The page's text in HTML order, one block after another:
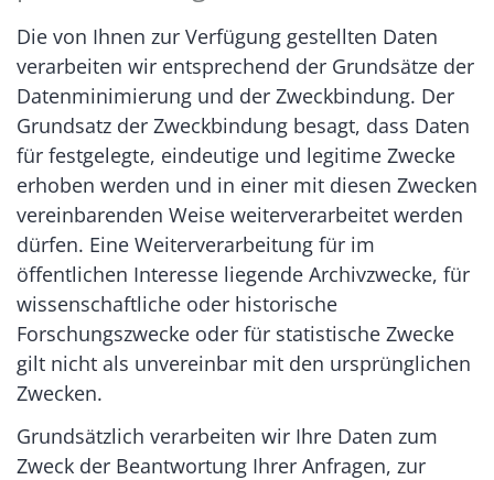
Die von Ihnen zur Verfügung gestellten Daten
verarbeiten wir entsprechend der Grundsätze der
Datenminimierung und der Zweckbindung. Der
Grundsatz der Zweckbindung besagt, dass Daten
für festgelegte, eindeutige und legitime Zwecke
erhoben werden und in einer mit diesen Zwecken
vereinbarenden Weise weiterverarbeitet werden
dürfen. Eine Weiterverarbeitung für im
öffentlichen Interesse liegende Archivzwecke, für
wissenschaftliche oder historische
Forschungszwecke oder für statistische Zwecke
gilt nicht als unvereinbar mit den ursprünglichen
Zwecken.
Grundsätzlich verarbeiten wir Ihre Daten zum
Zweck der Beantwortung Ihrer Anfragen, zur